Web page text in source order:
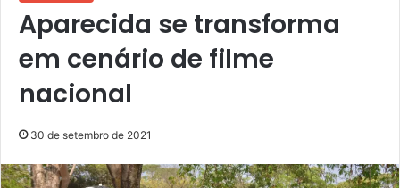
Aparecida se transforma
em cenário de filme
nacional
30 de setembro de 2021